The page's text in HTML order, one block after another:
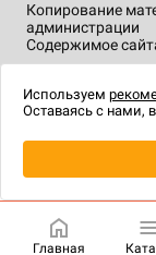
Копирование
администрации
Содержимое
технологии.
Главная
Используем
Оставаясь с нами,